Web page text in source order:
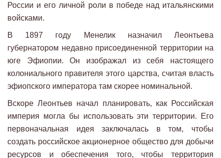
России и его личной роли в победе над итальянскими
войсками.
В 1897 году Менелик назначил Леонтьева
губернатором недавно присоединенной территории на
юге Эфиопии. Он изображал из себя настоящего
колониального правителя этого царства, считая власть
эфиопского императора там скорее номинальной.
Вскоре Леонтьев начал планировать, как Российская
империя могла бы использовать эти территории. Его
первоначальная идея заключалась в том, чтобы
создать российское акционерное общество для добычи
ресурсов и обеспечения того, чтобы территория